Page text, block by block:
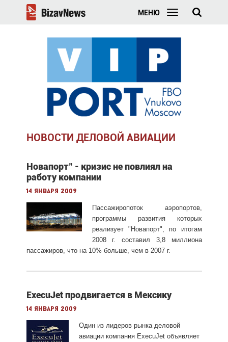
МЕНЮ
НОВОСТИ ДЕЛОВОЙ АВИАЦИИ
Новапорт" - кризис не повлиял на
работу компании
14 января 2009
Пассажиропоток аэропортов,
программы развития которых
реализует "Новапорт", по итогам
2008 г. составил 3,8 миллиона
пассажиров, что на 10% больше, чем в 2007 г.
ExecuJet продвигается в Мексику
14 января 2009
Один из лидеров рынка деловой
авиации компания ExecuJet объявляет